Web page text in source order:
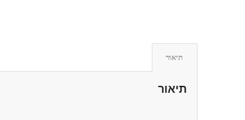
תיאור
תיאור